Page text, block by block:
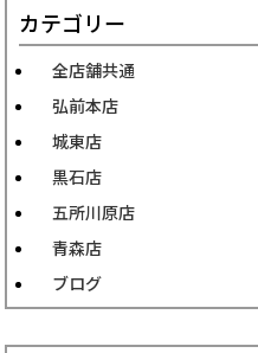
カテゴリー
全店舗共通
弘前本店
城東店
黒石店
五所川原店
青森店
ブログ